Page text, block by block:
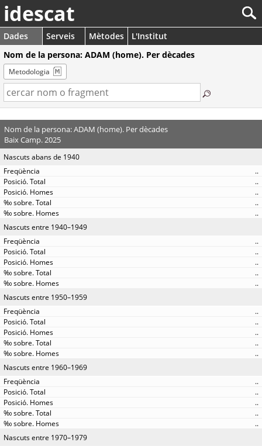
idescat
Dades Serveis Mètodes
L'Institut
Nom de la persona: ADAM (home). Per dècades
Metodologia
Nom de la persona: ADAM (home). Per dècades
Baix Camp. 2025
Nascuts abans de 1940
..
..
..
..
..
Nascuts entre 1940–1949
..
..
..
..
..
Nascuts entre 1950–1959
..
..
..
..
..
Nascuts entre 1960–1969
..
..
..
..
..
Nascuts entre 1970–1979